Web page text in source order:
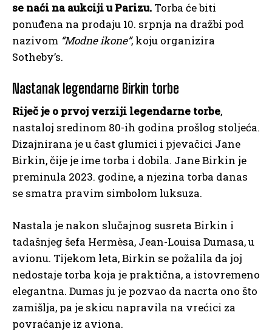
se naći na aukciji u Parizu. Torba će biti
ponuđena na prodaju 10. srpnja na dražbi pod
nazivom “Modne ikone”, koju organizira
Sotheby’s.
Nastanak legendarne Birkin torbe
Riječ je o prvoj verziji legendarne torbe,
nastaloj sredinom 80-ih godina prošlog stoljeća.
Dizajnirana je u čast glumici i pjevačici Jane
Birkin, čije je ime torba i dobila. Jane Birkin je
preminula 2023. godine, a njezina torba danas
se smatra pravim simbolom luksuza.
Nastala je nakon slučajnog susreta Birkin i
tadašnjeg šefa Hermèsa, Jean-Louisa Dumasa, u
avionu. Tijekom leta, Birkin se požalila da joj
nedostaje torba koja je praktična, a istovremeno
elegantna. Dumas ju je pozvao da nacrta ono što
zamišlja, pa je skicu napravila na vrećici za
povraćanje iz aviona.